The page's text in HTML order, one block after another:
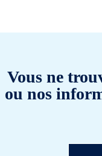
Vous ne
ou nos